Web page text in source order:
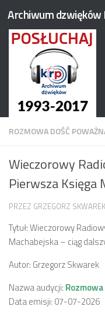
Przejdź do treści
Archiwum dzwięków
ROZMOWA DOŚĆ
Wieczorowy
Pierwsza Księga
PRZEZ GRZEGORZ SKWAREK
Tytuł: Wieczorowy
Machabejska – ciąg
Autor: Grzegorz Skwarek
Nazwa audycji:
Data emisji: 07-07-2026